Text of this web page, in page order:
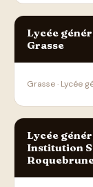
Lycée
Grasse
Grasse · Lycée
Lycée
Institution